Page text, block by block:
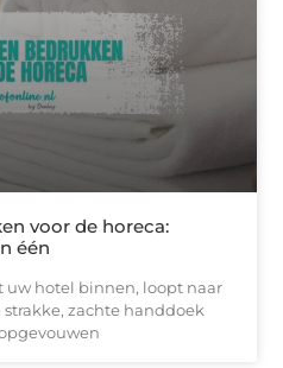
voor de horeca:
één
uw hotel binnen, loopt naar
zachtе handdoek